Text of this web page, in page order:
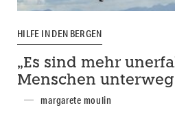
HILFE IN DEN BERGEN
„Es sind mehr
Menschen
margarete moulin